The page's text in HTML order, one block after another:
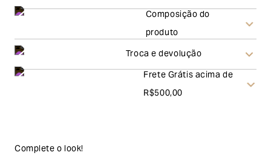
Composição do
produto
Troca e devolução
escolher a modalidade troca, no final do processo de
Frete Grátis acima de
R$500,00
Complete o look!